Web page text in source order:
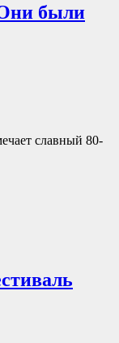
были
славный 80-